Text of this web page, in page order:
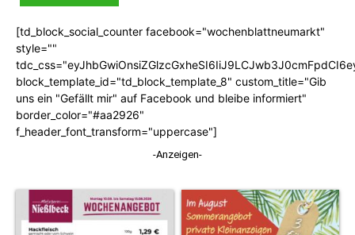
[td_block_social_counter facebook="wochenblattneumarkt"
style=""
block_template_id="td_block_template_8" custom_title="Gib
uns ein "Gefällt mir" auf Facebook und bleibe informiert"
border_color="#aa2926"
f_header_font_transform="uppercase"]
-Anzeigen-